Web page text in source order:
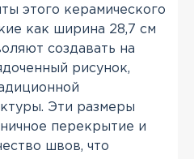
этого керамического
как ширина 28,7 см
создавать на
рисунок,
Эти размеры
перекрытие и
швов, что